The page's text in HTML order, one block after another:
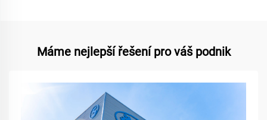
Máme nejlepší řešení pro váš podnik